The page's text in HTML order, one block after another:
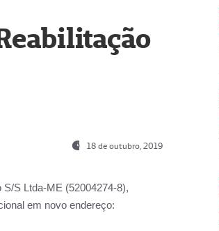
18 de outubro, 2019
S/S Ltda-ME (52004274-8),
em novo endereço: